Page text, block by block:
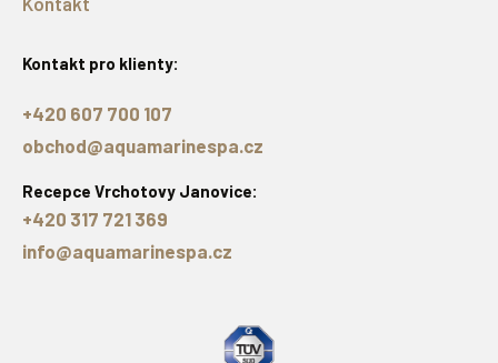
Kontakt pro klienty:
+420 607 700 107
obchod@aquamarinespa.cz
Recepce Vrchotovy Janovice:
+420 317 721 369
info@aquamarinespa.cz